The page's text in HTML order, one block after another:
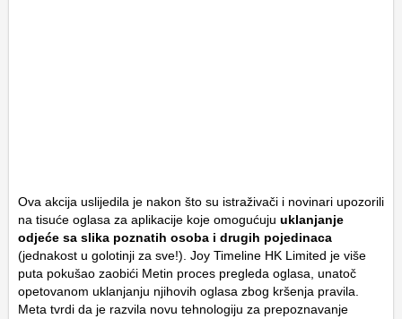
Ova akcija uslijedila je nakon što su istraživači i novinari upozorili
na tisuće oglasa za aplikacije koje omogućuju uklanjanje
odjeće sa slika poznatih osoba i drugih pojedinaca
(jednakost u golotinji za sve!). Joy Timeline HK Limited je više
puta pokušao zaobići Metin proces pregleda oglasa, unatoč
opetovanom uklanjanju njihovih oglasa zbog kršenja pravila.
Meta tvrdi da je razvila novu tehnologiju za prepoznavanje